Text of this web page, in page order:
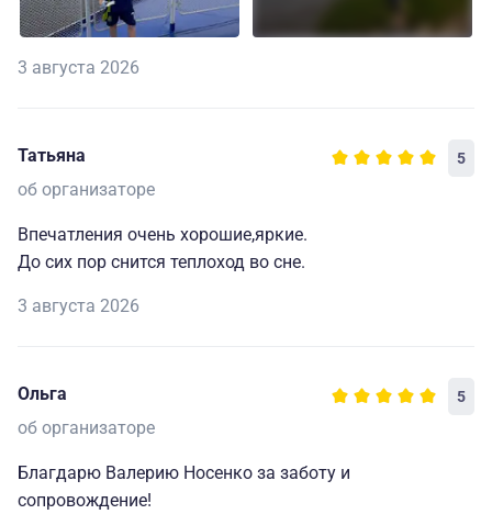
3 августа 2026
Татьяна 5
об организаторе
Впечатления очень хорошие,яркие.
До сих пор снится теплоход во сне.
3 августа 2026
Ольга 5
об организаторе
Благдарю Валерию Носенко за заботу и
сопровождение!